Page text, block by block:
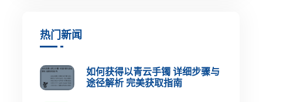
热门新闻
如何获得以青云手镯 详细步骤与
途径解析 完美获取指南